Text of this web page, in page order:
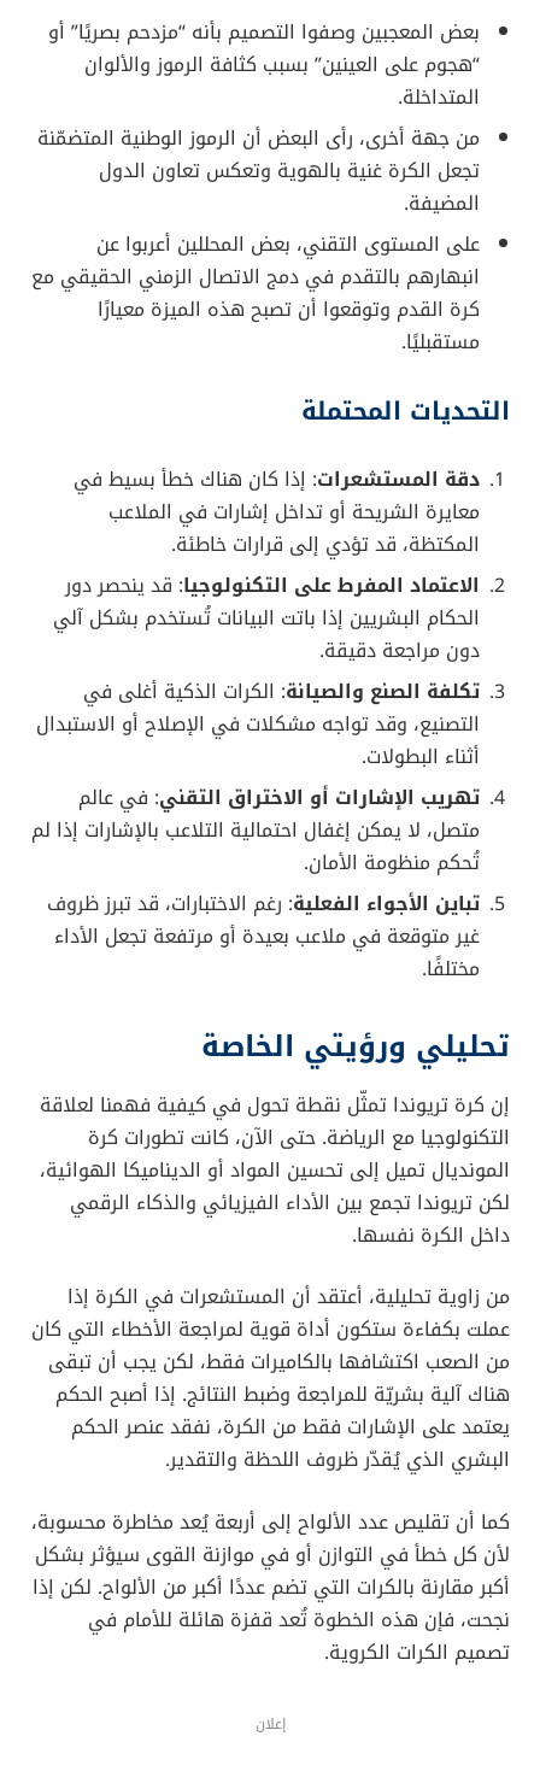
بعض المعجبين وصفوا التصميم بأنه “مزدحم بصريًا” أو
“هجوم على العينين” بسبب كثافة الرموز والألوان
المتداخلة.
من جهة أخرى، رأى البعض أن الرموز الوطنية المتضمّنة
تجعل الكرة غنية بالهوية وتعكس تعاون الدول
المضيفة.
على المستوى التقني، بعض المحللين أعربوا عن
انبهارهم بالتقدم في دمج الاتصال الزمني الحقيقي مع
كرة القدم وتوقعوا أن تصبح هذه الميزة معيارًا
مستقبليًا.
التحديات المحتملة
دقة المستشعرات: إذا كان هناك خطأ بسيط في
معايرة الشريحة أو تداخل إشارات في الملاعب
المكتظة، قد تؤدي إلى قرارات خاطئة.
الاعتماد المفرط على التكنولوجيا: قد ينحصر دور
الحكام البشريين إذا باتت البيانات تُستخدم بشكل آلي
دون مراجعة دقيقة.
تكلفة الصنع والصيانة: الكرات الذكية أغلى في
التصنيع، وقد تواجه مشكلات في الإصلاح أو الاستبدال
أثناء البطولات.
تهريب الإشارات أو الاختراق التقني: في عالم
متصل، لا يمكن إغفال احتمالية التلاعب بالإشارات إذا لم
تُحكم منظومة الأمان.
تباين الأجواء الفعلية: رغم الاختبارات، قد تبرز ظروف
غير متوقعة في ملاعب بعيدة أو مرتفعة تجعل الأداء
مختلفًا.
تحليلي ورؤيتي الخاصة
إن كرة تريوندا تمثّل نقطة تحول في كيفية فهمنا لعلاقة
التكنولوجيا مع الرياضة. حتى الآن، كانت تطورات كرة
المونديال تميل إلى تحسين المواد أو الديناميكا الهوائية،
لكن تريوندا تجمع بين الأداء الفيزيائي والذكاء الرقمي
داخل الكرة نفسها.
من زاوية تحليلية، أعتقد أن المستشعرات في الكرة إذا
عملت بكفاءة ستكون أداة قوية لمراجعة الأخطاء التي كان
من الصعب اكتشافها بالكاميرات فقط، لكن يجب أن تبقى
هناك آلية بشريّة للمراجعة وضبط النتائج. إذا أصبح الحكم
يعتمد على الإشارات فقط من الكرة، نفقد عنصر الحكم
البشري الذي يُقدّر ظروف اللحظة والتقدير.
كما أن تقليص عدد الألواح إلى أربعة يُعد مخاطرة محسوبة،
لأن كل خطأ في التوازن أو في موازنة القوى سيؤثر بشكل
أكبر مقارنة بالكرات التي تضم عددًا أكبر من الألواح. لكن إذا
نجحت، فإن هذه الخطوة تُعد قفزة هائلة للأمام في
تصميم الكرات الكروية.
إعلان